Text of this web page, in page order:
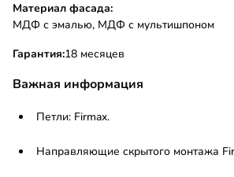
Материал фасада:
МДФ с эмалью, МДФ с мультишпоном
Гарантия:18 месяцев
Важная информация
Петли: Firmax.
Направляющие скрытого монтажа